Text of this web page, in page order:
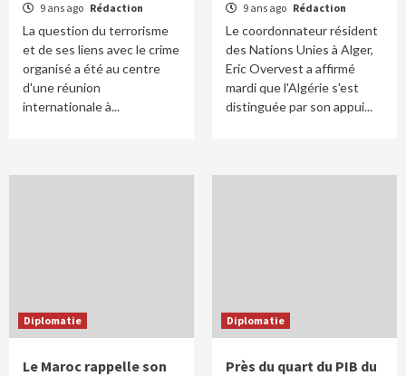
9 ans ago Rédaction
La question du terrorisme
et de ses liens avec le crime
organisé a été au centre
d'une réunion
internationale à...
9 ans ago Rédaction
Le coordonnateur résident
des Nations Unies à Alger,
Eric Overvest a affirmé
mardi que l'Algérie s'est
distinguée par son appui...
Diplomatie
Le Maroc rappelle son
Diplomatie
Près du quart du PIB du